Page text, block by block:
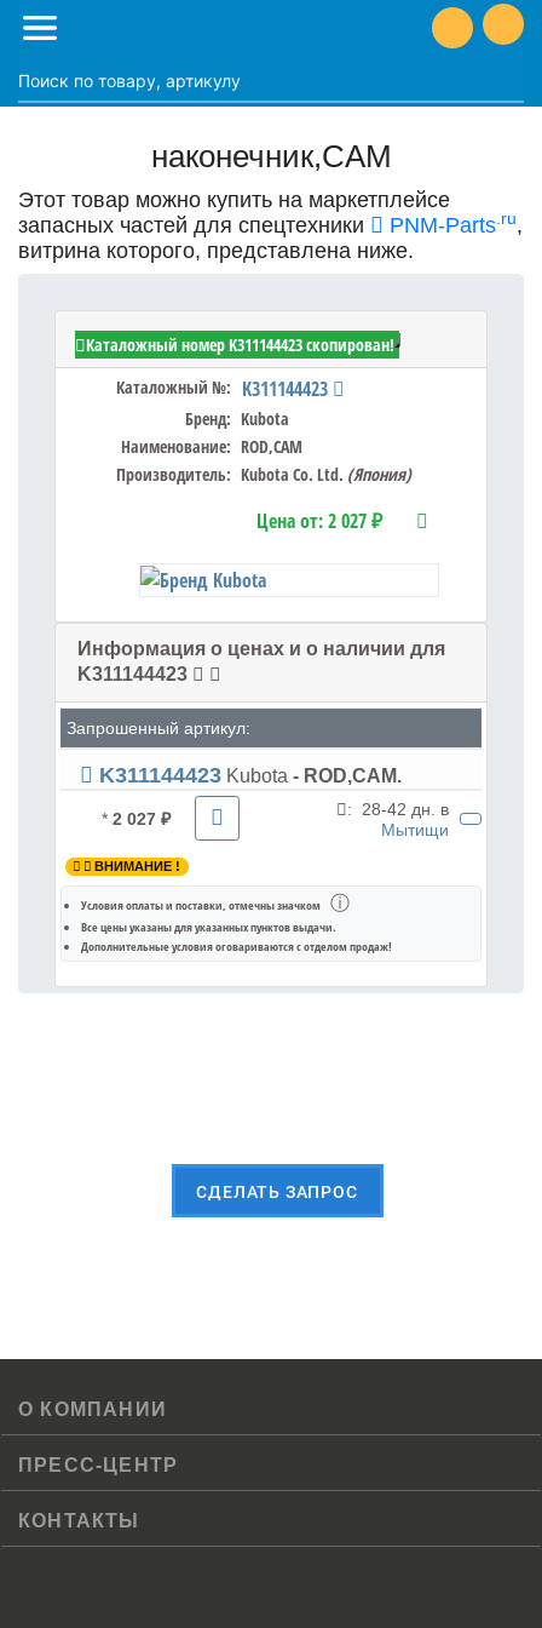
наконечник,CAM
Этот товар можно купить на маркетплейсе
запасных частей для спецтехники
PNM-Parts.ru,
витрина которого, представлена ниже.
Kubota K311144423 - ROD,CAM
Каталожный №: K311144423
Бренд: Kubota
Наименование: ROD,CAM
Производитель: Kubota Co. Ltd. (Япония)
Цена от:2 027 ₽
Каталожный номер K311144423 скопирован!
Информация о ценах и о наличии для
K311144423
Запрошенный артикул:
K311144423 Kubota - ROD,CAM.
* 2 027 ₽ : 28-42 дн. в
Мытищи
ВНИМАНИЕ !
Условия оплаты и поставки, отмечны значком ⓘ
Все цены указаны дляуказанных пунктов выдачи.
Дополнительные условия оговариваются с отделом продаж!
CДЕЛАТЬ ЗАПРОС
О КОМПАНИИ
ПРЕСС-ЦЕНТР
КОНТАКТЫ